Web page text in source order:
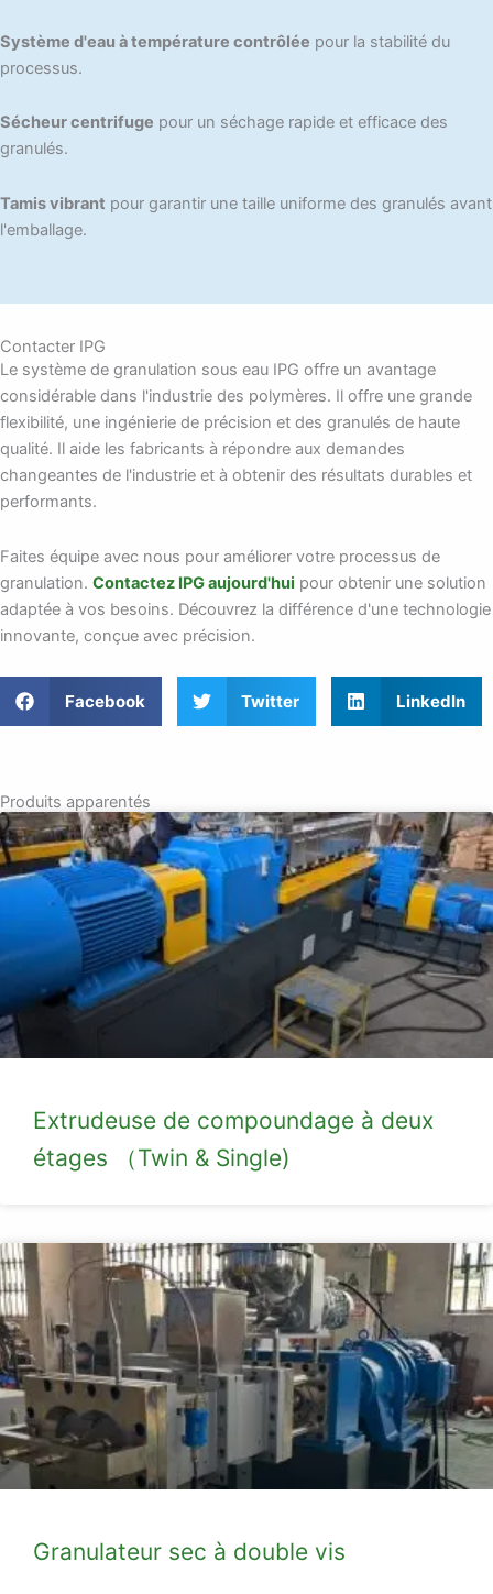
Système d'eau à température contrôlée pour la stabilité du
processus.
Sécheur centrifuge pour un séchage rapide et efficace des
granulés.
Tamis vibrant pour garantir une taille uniforme des granulés avant
l'emballage.
Contacter IPG
Le système de granulation sous eau IPG offre un avantage
considérable dans l'industrie des polymères. Il offre une grande
flexibilité, une ingénierie de précision et des granulés de haute
qualité. Il aide les fabricants à répondre aux demandes
changeantes de l'industrie et à obtenir des résultats durables et
performants.
Faites équipe avec nous pour améliorer votre processus de
granulation. Contactez IPG aujourd'hui pour obtenir une solution
adaptée à vos besoins. Découvrez la différence d'une technologie
innovante, conçue avec précision.
Facebook Twitter LinkedIn
Produits apparentés
Extrudeuse de compoundage à deux
étages （Twin & Single)
Granulateur sec à double vis